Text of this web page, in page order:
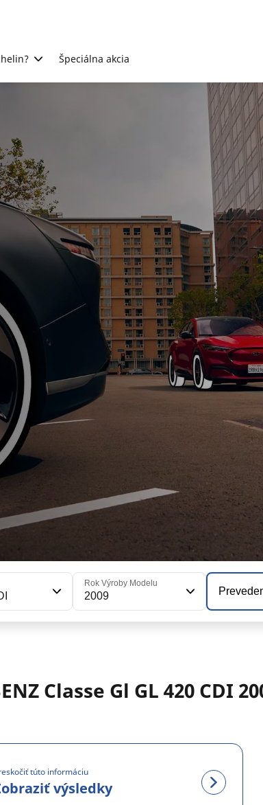
Špeciálna akcia
Rok Výroby Modelu
2009
Classe Gl GL 420 CDI
túto informáciu
výsledky